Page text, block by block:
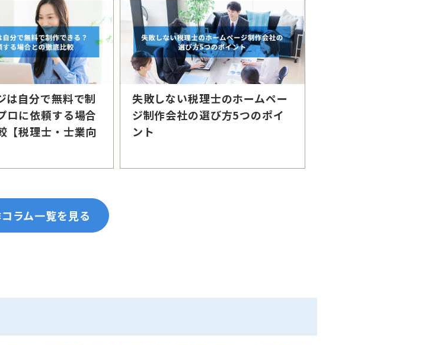
は自分で無料で制
ロに依頼する場合
【税理士・士業向
失敗しない税理士のホームペー
ジ制作会社の選び方5つのポイ
ント
ラム一覧を見る